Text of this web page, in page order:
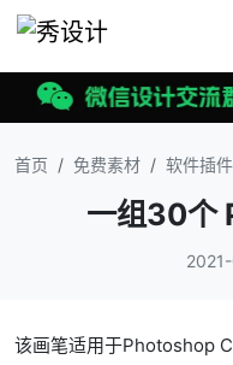
首页 免费素材 软件插件
一组30个
该画笔适用于Photoshop